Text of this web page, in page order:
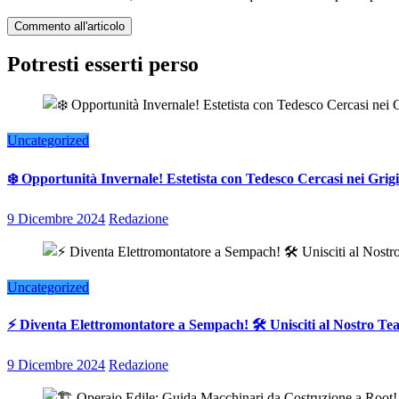
Potresti esserti perso
Uncategorized
❄️ Opportunità Invernale! Estetista con Tedesco Cercasi nei
9 Dicembre 2024 Redazione
Uncategorized
⚡ Diventa Elettromontatore a Sempach! 🛠️ Unisciti al Nostro
9 Dicembre 2024 Redazione